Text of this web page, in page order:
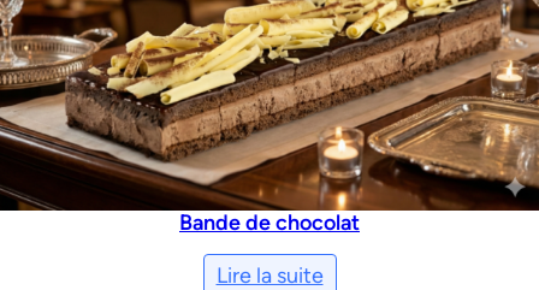
Bande de chocolat
Lire la suite